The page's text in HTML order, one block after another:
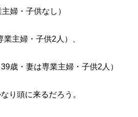
婦・子供なし）
主婦・子供2人）、
歳・妻は専業主婦・子供2人）
り頭に来るだろう。